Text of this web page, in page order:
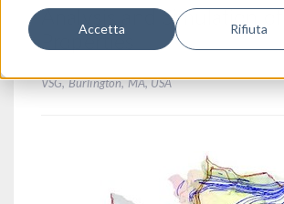
Accetta Rifiuta
Analysis and Simulation of
Properties
VSG, Burlington, MA, USA